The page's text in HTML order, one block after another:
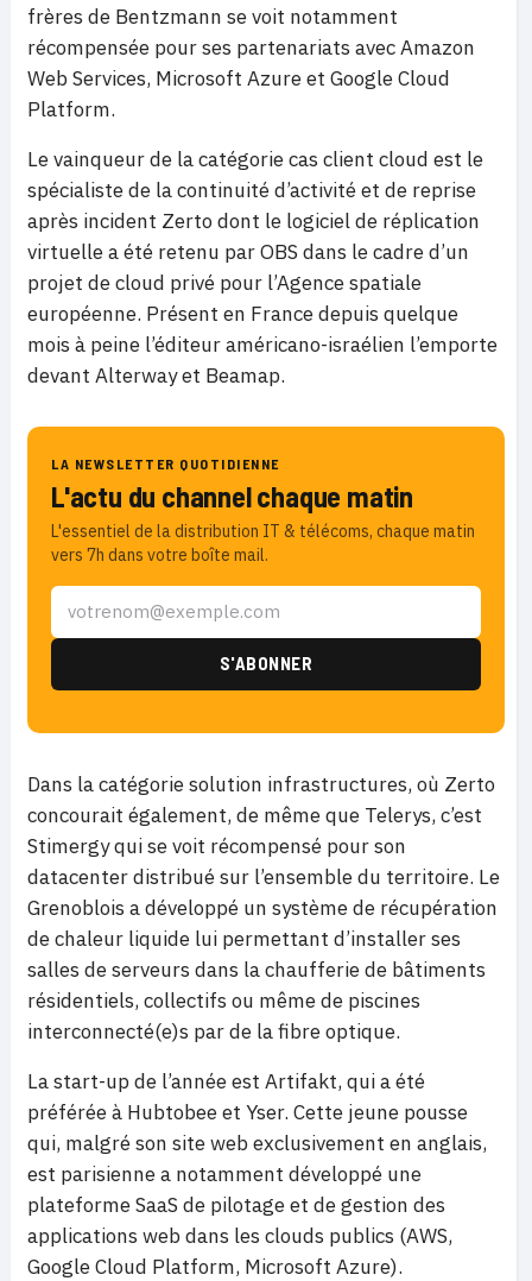
frères de Bentzmann se voit notamment
récompensée pour ses partenariats avec Amazon
Web Services, Microsoft Azure et Google Cloud
Platform.
Le vainqueur de la catégorie cas client cloud est le
spécialiste de la continuité d’activité et de reprise
après incident Zerto dont le logiciel de réplication
virtuelle a été retenu par OBS dans le cadre d’un
projet de cloud privé pour l’Agence spatiale
européenne. Présent en France depuis quelque
mois à peine l’éditeur américano-israélien l’emporte
devant Alterway et Beamap.
LA NEWSLETTER QUOTIDIENNE
L'actu du channel chaque matin
L'essentiel de la distribution IT & télécoms, chaque matin
vers 7h dans votre boîte mail.
Dans la catégorie solution infrastructures, où Zerto
concourait également, de même que Telerys, c’est
Stimergy qui se voit récompensé pour son
datacenter distribué sur l’ensemble du territoire. Le
Grenoblois a développé un système de récupération
de chaleur liquide lui permettant d’installer ses
salles de serveurs dans la chaufferie de bâtiments
résidentiels, collectifs ou même de piscines
interconnecté(e)s par de la fibre optique.
La start-up de l’année est Artifakt, qui a été
préférée à Hubtobee et Yser. Cette jeune pousse
qui, malgré son site web exclusivement en anglais,
est parisienne a notamment développé une
plateforme SaaS de pilotage et de gestion des
applications web dans les clouds publics (AWS,
Google Cloud Platform, Microsoft Azure).